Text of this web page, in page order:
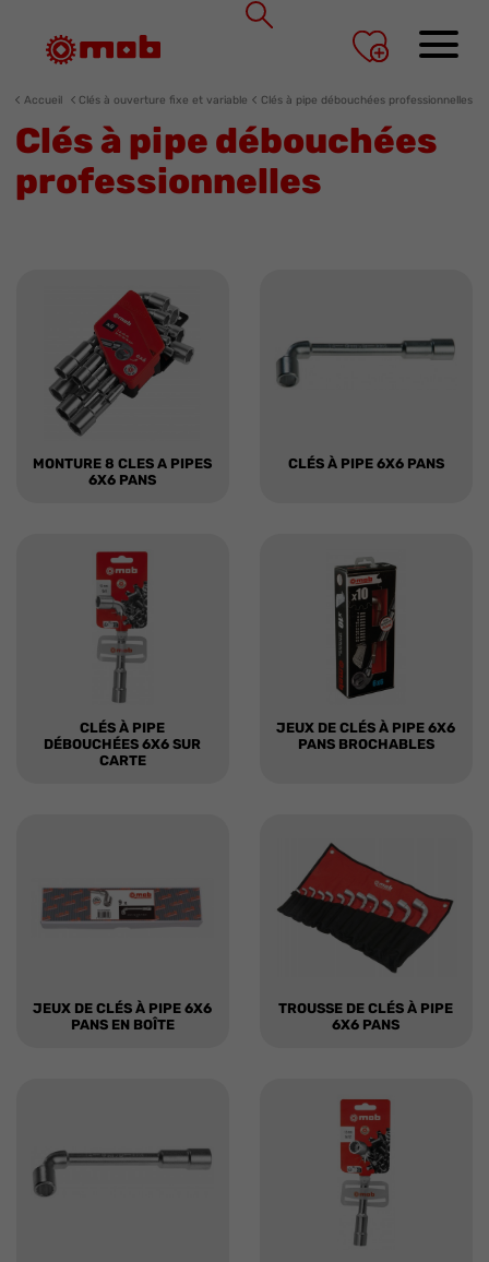
Accueil Clés à ouverture fixe et variable Clés à pipe débouchées professionnelles
Clés à pipe débouchées
professionnelles
MONTURE 8 CLES A PIPES
6X6 PANS
CLÉS À PIPE 6X6 PANS
CLÉS À PIPE
DÉBOUCHÉES 6X6 SUR
CARTE
JEUX DE CLÉS À PIPE 6X6
PANS BROCHABLES
JEUX DE CLÉS À PIPE 6X6
PANS EN BOÎTE
TROUSSE DE CLÉS À PIPE
6X6 PANS